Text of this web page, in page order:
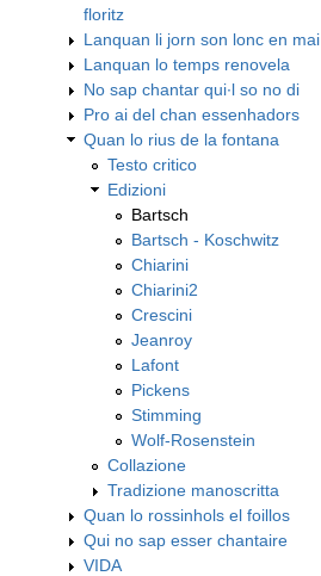
floritz
Lanquan li jorn son lonc en mai
Lanquan lo temps renovela
No sap chantar qui∙l so no di
Pro ai del chan essenhadors
Quan lo rius de la fontana
Testo critico
Edizioni
Bartsch
Bartsch - Koschwitz
Chiarini
Chiarini2
Crescini
Jeanroy
Lafont
Pickens
Stimming
Wolf-Rosenstein
Collazione
Tradizione manoscritta
Quan lo rossinhols el foillos
Qui no sap esser chantaire
VIDA